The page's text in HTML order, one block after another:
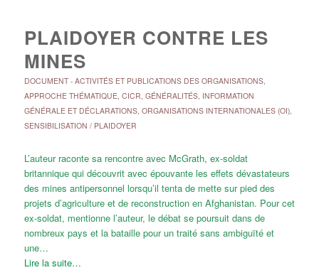
PLAIDOYER CONTRE LES
MINES
DOCUMENT- ACTIVITÉS ET PUBLICATIONS DES ORGANISATIONS,
APPROCHE THÉMATIQUE, CICR, GÉNÉRALITÉS, INFORMATION
GÉNÉRALE ET DÉCLARATIONS, ORGANISATIONS INTERNATIONALES (OI),
SENSIBILISATION / PLAIDOYER
L’auteur raconte sa rencontre avec McGrath, ex-soldat
britannique qui découvrit avec épouvante les effets dévastateurs
des mines antipersonnel lorsqu’il tenta de mette sur pied des
projets d’agriculture et de reconstruction en Afghanistan. Pour cet
ex-soldat, mentionne l’auteur, le débat se poursuit dans de
nombreux pays et la bataille pour un traité sans ambiguïté et
une…
Lire la suite…